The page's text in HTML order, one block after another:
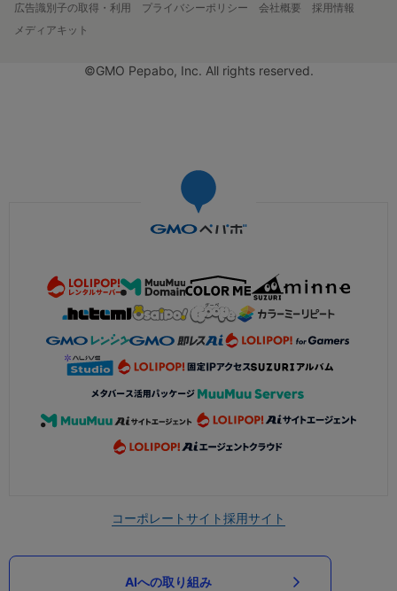
広告識別子の取得・利用
プライバシーポリシー 会社概要
採用情報
メディアキット
©GMO Pepabo, Inc. All rights reserved.
コーポレートサイト採用サイト
AIへの取り組み